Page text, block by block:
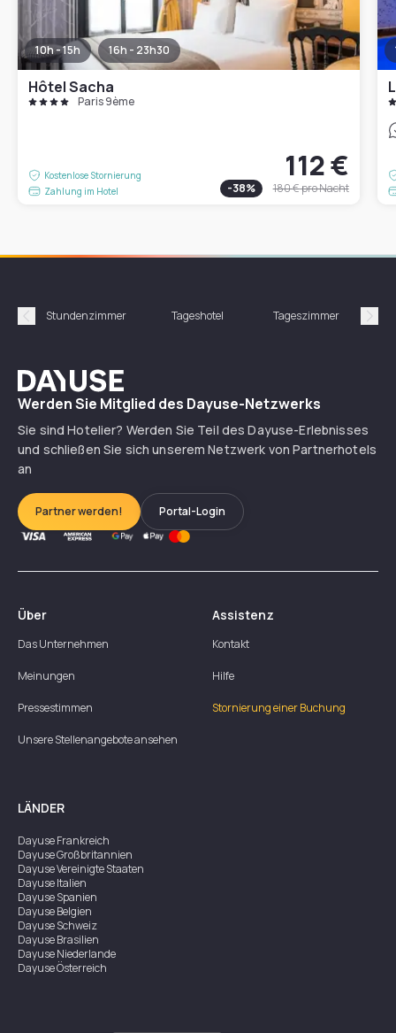
10h - 15h 16h - 23h30
Hôtel Sacha
Paris 9ème
Kostenlose Stornierung
Zahlung im Hotel
112 €
-38% 180 €pro Nacht
Précédent
Stundenzimmer Tageshotel Tageszimmer
Dayuse
Werden Sie Mitglied des Dayuse-Netzwerks
Sie sind Hotelier? Werden Sie Teil des Dayuse-Erlebnisses
und schließen Sie sich unserem Netzwerk von Partnerhotels
an
Partner werden! Portal-Login
Über
Das Unternehmen
Meinungen
Pressestimmen
Unsere Stellenangebote ansehen
Assistenz
Kontakt
Hilfe
Stornierung einer Buchung
LÄNDER
DayuseFrankreich
DayuseGroßbritannien
DayuseVereinigte Staaten
DayuseItalien
DayuseSpanien
DayuseBelgien
DayuseSchweiz
DayuseBrasilien
DayuseNiederlande
DayuseÖsterreich